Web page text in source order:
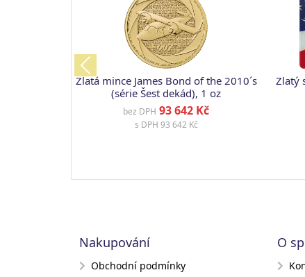
Zlatá mince James Bond of the 2010´s
(série Šest dekád), 1 oz
bez DPH 93 642 Kč
s DPH 93 642 Kč
Zlatý
Previous
Nakupování
Obchodní podmínky
O